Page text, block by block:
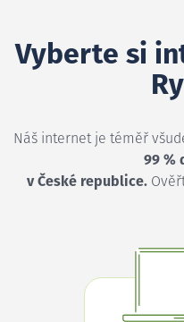
Vyberte si
Náš internet je téměř
99 %
v České republice.